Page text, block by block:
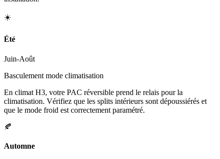
☀️
Été
Juin-Août
Basculement mode climatisation
En climat H3, votre PAC réversible prend le relais pour la
climatisation. Vérifiez que les splits intérieurs sont dépoussiérés et
que le mode froid est correctement paramétré.
🍂
Automne